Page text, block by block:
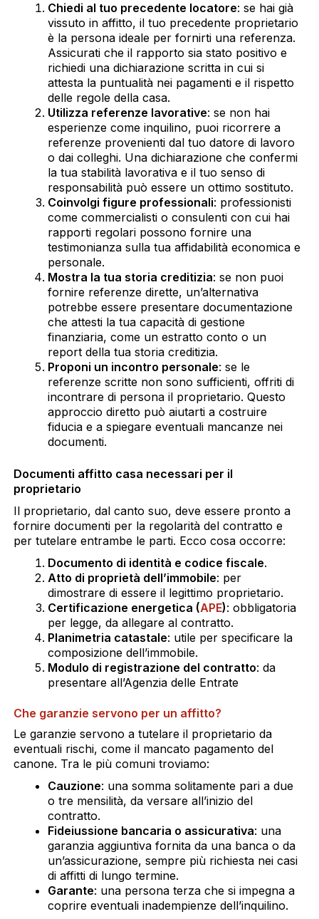
Chiedi al tuo precedente locatore: se hai già
vissuto in affitto, il tuo precedente proprietario
è la persona ideale per fornirti una referenza.
Assicurati che il rapporto sia stato positivo e
richiedi una dichiarazione scritta in cui si
attesta la puntualità nei pagamenti e il rispetto
delle regole della casa.
Utilizza referenze lavorative: se non hai
esperienze come inquilino, puoi ricorrere a
referenze provenienti dal tuo datore di lavoro
o dai colleghi. Una dichiarazione che confermi
la tua stabilità lavorativa e il tuo senso di
responsabilità può essere un ottimo sostituto.
Coinvolgi figure professionali: professionisti
come commercialisti o consulenti con cui hai
rapporti regolari possono fornire una
testimonianza sulla tua affidabilità economica e
personale.
Mostra la tua storia creditizia: se non puoi
fornire referenze dirette, un’alternativa
potrebbe essere presentare documentazione
che attesti la tua capacità di gestione
finanziaria, come un estratto conto o un
report della tua storia creditizia.
Proponi un incontro personale: se le
referenze scritte non sono sufficienti, offriti di
incontrare di persona il proprietario. Questo
approccio diretto può aiutarti a costruire
fiducia e a spiegare eventuali mancanze nei
documenti.
Documenti affitto casa necessari per il
proprietario
Il proprietario, dal canto suo, deve essere pronto a
fornire documenti per la regolarità del contratto e
per tutelare entrambe le parti. Ecco cosa occorre:
Documento di identità e codice fiscale.
Atto di proprietà dell’immobile: per
dimostrare di essere il legittimo proprietario.
Certificazione energetica (APE): obbligatoria
per legge, da allegare al contratto.
Planimetria catastale: utile per specificare la
composizione dell’immobile.
Modulo di registrazione del contratto: da
presentare all’Agenzia delle Entrate
Che garanzie servono per un affitto?
Le garanzie servono a tutelare il proprietario da
eventuali rischi, come il mancato pagamento del
canone. Tra le più comuni troviamo:
Cauzione: una somma solitamente pari a due
o tre mensilità, da versare all’inizio del
contratto.
Fideiussione bancaria o assicurativa: una
garanzia aggiuntiva fornita da una banca o da
un’assicurazione, sempre più richiesta nei casi
di affitti di lungo termine.
Garante: una persona terza che si impegna a
coprire eventuali inadempienze dell’inquilino.